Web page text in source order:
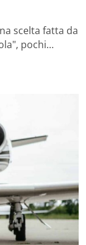
scelta fatta da
pochi…